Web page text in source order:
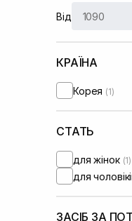
Round Lab
Theramid
Usolab
Від
КРАЇНА
Корея (1)
СТАТЬ
для жінок (1)
для
ЗАСІБ ЗА